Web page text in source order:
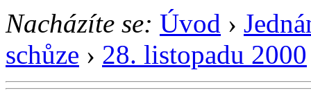
Nacházíte se: Úvod ›
schůze › 28. listopadu 2000